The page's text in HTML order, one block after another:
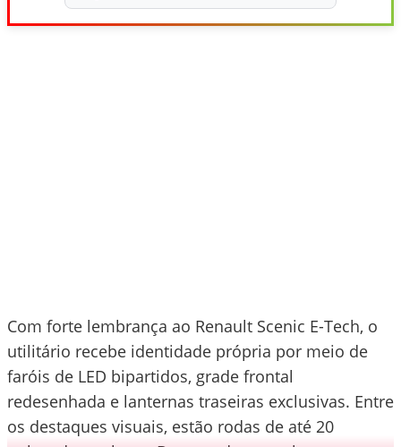
Com forte lembrança ao Renault Scenic E-Tech, o
utilitário recebe identidade própria por meio de
faróis de LED bipartidos, grade frontal
redesenhada e lanternas traseiras exclusivas. Entre
os destaques visuais, estão rodas de até 20